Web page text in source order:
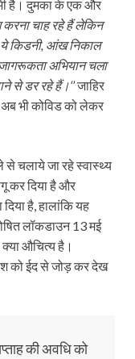
है। दुमका के एक और
करना चाह रहे हैं लेकिन
ये किडनी, आंख निकाल
अभियान चला
से डर रहे हैं।‘’जाहिर
भी कोविड को लेकर
चलाये जा रहे स्‍वास्‍थ्‍य
कर दिया है और
है, हालांकि यह
लॉकडाउन 13 मई
औचित्‍य है।
को ईद से जोड़ कर देख
की अवधि को